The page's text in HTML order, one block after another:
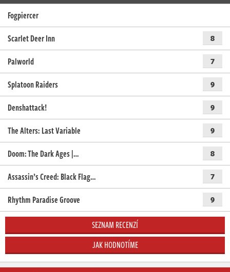
Fogpiercer
Scarlet Deer Inn
8
Palworld 7
Splatoon Raiders 9
Denshattack! 9
The Alters: Last Variable 9
Doom: The Dark Ages |… 8
Assassin’s Creed: Black Flag… 7
Rhythm Paradise Groove 9
SEZNAM RECENZÍ
JAK HODNOTÍME